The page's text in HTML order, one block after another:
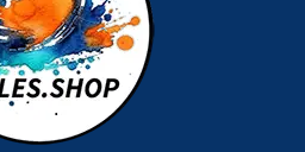
Les
options
peuvent
être
choisies